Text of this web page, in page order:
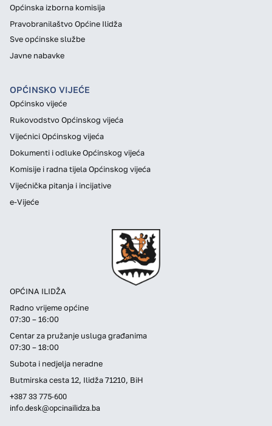
OPĆINA ILIDŽA
Radno vrijeme općine
07:30 – 16:00
Centar za pružanje usluga građanima
07:30 – 18:00
Subota i nedjelja neradne
Butmirska cesta 12, Ilidža 71210, BiH
+387 33 775-600
info.desk@opcinailidza.ba
Općinska izborna komisija
Pravobranilaštvo Općine Ilidža
Sve općinske službe
Javne nabavke
OPĆINSKO VIJEĆE
Općinsko vijeće
Rukovodstvo Općinskog vijeća
Vijećnici Općinskog vijeća
Dokumenti i odluke Općinskog vijeća
Komisije i radna tijela Općinskog vijeća
Vijećnička pitanja i incijative
e-Vijeće